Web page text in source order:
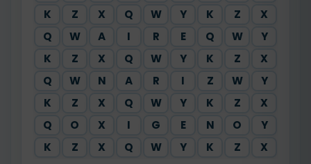
K
Z X Q W Y K Z
X
Q
W A I R E Q W
Y
K
Z X Q W Y K Z
X
Q
W N A R I Z W
Y
K
Z X Q W Y K Z
X
Q
O X I G E N O
Y
K
Z X Q W Y K Z X